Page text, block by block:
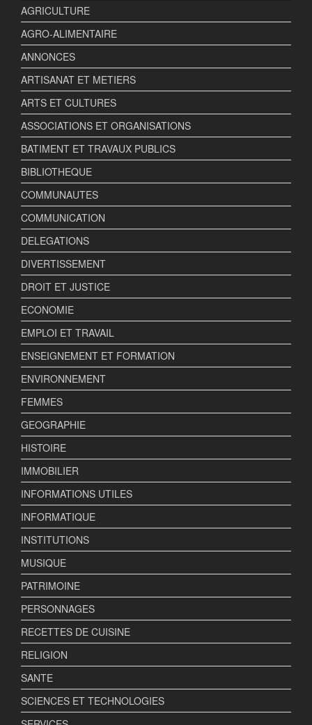
AGRICULTURE
AGRO-ALIMENTAIRE
ANNONCES
ARTISANAT ET METIERS
ARTS ET CULTURES
ASSOCIATIONS ET ORGANISATIONS
BATIMENT ET TRAVAUX PUBLICS
BIBLIOTHEQUE
COMMUNAUTES
COMMUNICATION
DELEGATIONS
DIVERTISSEMENT
DROIT ET JUSTICE
ECONOMIE
EMPLOI ET TRAVAIL
ENSEIGNEMENT ET FORMATION
ENVIRONNEMENT
FEMMES
GEOGRAPHIE
HISTOIRE
IMMOBILIER
INFORMATIONS UTILES
INFORMATIQUE
INSTITUTIONS
MUSIQUE
PATRIMOINE
PERSONNAGES
RECETTES DE CUISINE
RELIGION
SANTE
SCIENCES ET TECHNOLOGIES